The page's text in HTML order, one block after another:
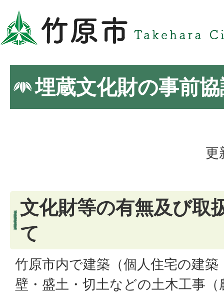
埋蔵文化財の事前
更
文化財等の有無及び取
て
竹原市内で建築（個人住宅の建
壁・盛土・切土などの土木工事